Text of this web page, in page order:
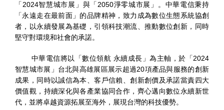
帳單繳費
我的帳號
「2024智慧城市展」與「2050淨零城市展」。 中華電信秉持
「永遠走在最前面」的品牌精神，致力成為數位生態系統協創
者，以永續發展為基礎，引領科技潮流、推動數位創新，同時
堅守對環境和社會的承諾。
中華電信將以「數位領航 永續成長」為主軸，於「2024
智慧城市展」台北與高雄展區展示超過20項產品與服務的創新
成果，同時以誠信為本、客戶信賴、創新創價及承諾當責四大
價值觀，持續深化與各產業協同合作，齊心邁向數位永續新世
代，並將卓越資源拓展至海外，展現台灣的科技優勢。